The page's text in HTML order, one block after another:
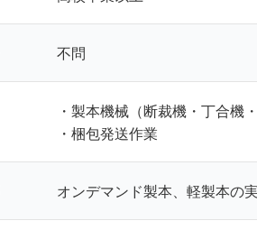
不問
・製本機械（断裁機・丁合機
・梱包発送作業
オンデマンド製本、軽製本の